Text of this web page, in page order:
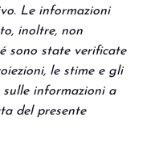
Le informazioni
inoltre, non
sono state verificate
le stime e gli
informazioni a
del presente